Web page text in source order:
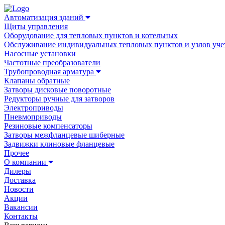
Автоматизация зданий
Щиты управления
Оборудование для тепловых пунктов и котельных
Обслуживание индивидуальных тепловых пунктов и узлов
Насосные установки
Частотные преобразователи
Трубопроводная арматура
Клапаны обратные
Затворы дисковые поворотные
Редукторы ручные для затворов
Электроприводы
Пневмоприводы
Резиновые компенсаторы
Затворы межфланцевые шиберные
Задвижки клиновые фланцевые
Прочее
О компании
Дилеры
Доставка
Новости
Акции
Вакансии
Контакты